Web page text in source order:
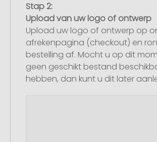
Stap 2:
Upload van uw logo of ontwerp
Upload uw logo of ontwerp op
afrekenpagina (checkout) en
bestelling af. Mocht u op dit
geen geschikt bestand
hebben, dan kunt u dit later